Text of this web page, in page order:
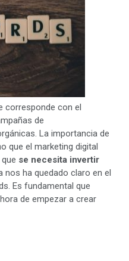
corresponde con el
de
La importancia de
que el marketing digital
se necesita invertir
nos ha quedado claro en el
Es fundamental que
de empezar a crear